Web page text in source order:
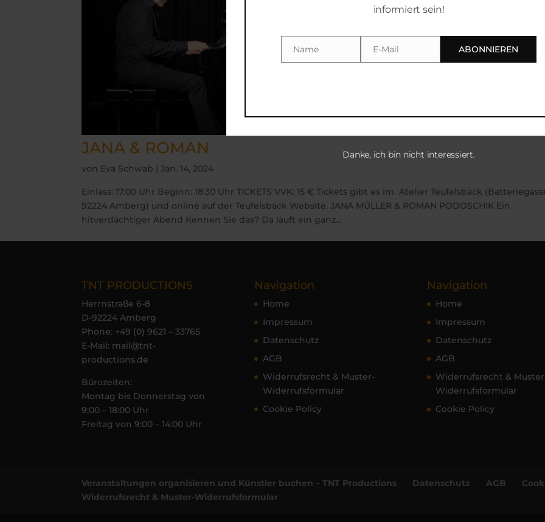
JANA & ROMAN
von Eva Schwab |Jan. 14, 2024
Einlass: 17:00 Uhr Beginn: 18:30 Uhr TICKETS VVK: 15 € Tickets gibt es im Atelier Teufelsbäck
92224 Amberg) und online auf der Teufelsbäck Website. JANA MÜLLER & ROMAN PODOSCHIK Ein
hitverdächtiger Abend Kennen Sie das? Da läuft ein ganz...
TNT PRODUCTIONS
Herrnstraße 6-8
D-92224 Amberg
Phone: +49 (0) 9621 – 33765
E-Mail: mail@tnt-
productions.de
Bürozeiten:
Montag bis Donnerstag von
9:00 – 18:00 Uhr
Freitag von 9:00 – 14:00 Uhr
Navigation
Home
Impressum
Datenschutz
AGB
Widerrufsrecht & Muster-
Widerrufsformular
Cookie Policy
Navigation
Home
Impressum
Datenschutz
AGB
Widerrufsrecht &
Widerrufsformular
Cookie Policy
Veranstaltungen organisieren und Künstler buchen – TNT Productions Datenschutz AGB
Widerrufsrecht & Muster-Widerrufsformular
informiert sein!
Name
Name
Email
E-Mail ABONNIEREN
Danke, ich bin nicht interessiert.